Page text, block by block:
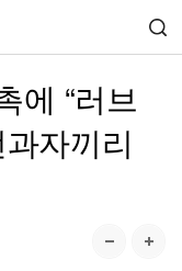
에 “러브
자끼리